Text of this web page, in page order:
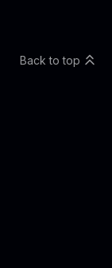
Back to top